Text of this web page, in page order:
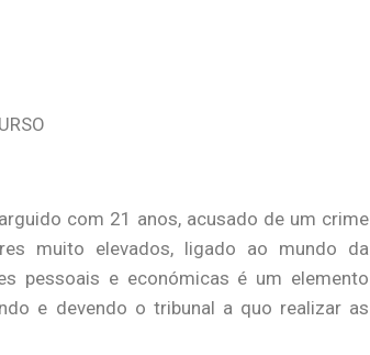
com 21 anos, acusado de um crime
muito elevados, ligado ao mundo da
pessoais e económicas é um elemento
e devendo o tribunal a quo realizar as